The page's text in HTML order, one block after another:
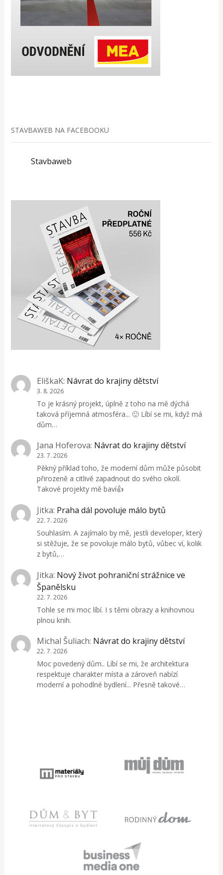
STAVBAWEB NA FACEBOOKU
Stavbaweb
EliškaK: Návrat do krajiny dětství
3. 8. 2026
To je krásný projekt, úplně z toho na mě dýchá
taková příjemná atmosféra... 🙂 Líbí se mi, když má
dům…
Jana Hoferova: Návrat do krajiny dětství
23. 7. 2026
Pěkný příklad toho, že moderní dům může působit
přirozeně a citlivě zapadnout do svého okolí.
Takové projekty mě baví👍
Jitka: Praha dál povoluje málo bytů
22. 7. 2026
Souhlasím. A zajímalo by mě, jestli developer, který
si stěžuje, že se povoluje málo bytů, vůbec ví, kolik
z bytů,…
Jitka: Nový život pohraniční strážnice ve
Španělsku
22. 7. 2026
Tohle se mi moc líbí. I s těmi obrazy a knihovnou
plnou knih.
Michal Šuliach: Návrat do krajiny dětství
22. 7. 2026
Moc povedený dům.. Líbí se mi, že architektura
respektuje charakter místa a zároveň nabízí
moderní a pohodlné bydlení... Přesně takové…